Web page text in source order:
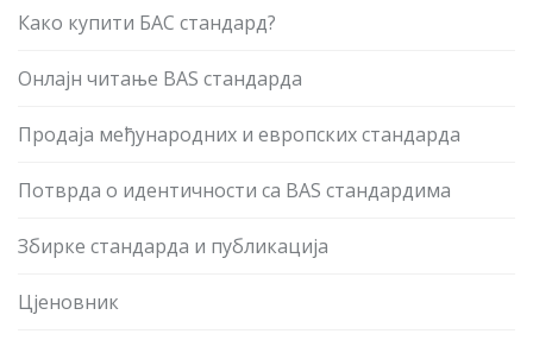
Како купити БАС стандард?
Онлајн читање BAS стандарда
Продаја међународних и европских стандарда
Потврда о идентичности са BAS стандардима
Збирке стандарда и публикација
Цјеновник